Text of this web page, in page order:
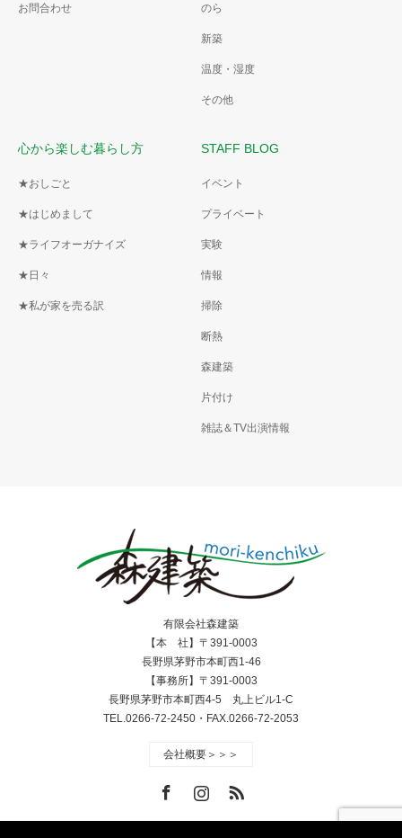
お問合わせ のら
新築
温度・湿度
その他
心から楽しむ暮らし方
★おしごと
★はじめまして
★ライフオーガナイズ
★日々
★私が家を売る訳
STAFF BLOG
イベント
プライベート
実験
情報
掃除
断熱
森建築
片付け
雑誌＆TV出演情報
有限会社森建築
【本 社】〒391-0003
長野県茅野市本町西1-46
【事務所】〒391-0003
長野県茅野市本町西4-5 丸上ビル1-C
TEL.0266-72-2450・FAX.0266-72-2053
会社概要＞＞＞